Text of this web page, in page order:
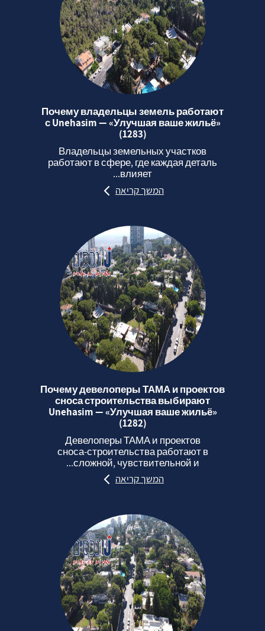
Почему владельцы земель работают
с Unehasim — «Улучшая ваше жильё»
(1283)
Владельцы земельных участков
работают в сфере, где каждая деталь
влияет...
המשך קריאה
Почему девелоперы ТАМА и проектов
сноса строительства выбирают
Unehasim — «Улучшая ваше жильё»
(1282)
Девелоперы ТАМА и проектов
сноса‑строительства работают в
сложной, чувствительной и...
המשך קריאה